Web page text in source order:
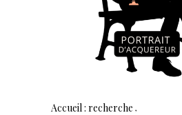
Accueil : recherche